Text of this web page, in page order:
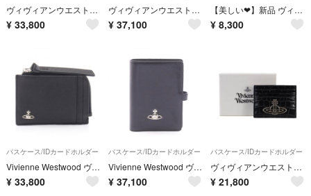
ヴィヴィアンウエストウッド Vivienne Westwood CARD HOLDER WITH ZIP オーブ カードケース アクセサリー フェイクレザー レディース ブラック系 5402000YUS0021N401 【新品】
¥ 33,800
ヴィヴィアンウエストウッド Vivienne Westwood パスポートケース パスケース アクセサリー レザー レディース ブラック系 51070053WL00B0N401 【新品】
¥ 37,100
【美しい❤︎】新品 ヴィヴィアン・ウエストウッド カードケース パスケース
¥ 8,300
パスケース/IDカードホルダー
Vivienne Westwood ヴィヴィアンウエストウッド カードケース CARD HOLDER WITH ZIP オーブ
¥ 33,800
パスケース/IDカードホルダー
Vivienne Westwood ヴィヴィアンウエストウッド パスケース パスポートケース
¥ 37,100
パスケース/IDカードホルダー
ヴィヴィアンウエストウッド カードケース クロコ ブラック 5111005A
¥ 21,800